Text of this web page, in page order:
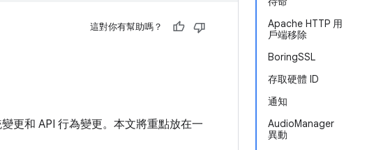
Apache HTTP 用
戶端移除
BoringSSL
存取硬體 ID
通知
AudioManager
異動
這對你有幫助嗎？
更和 API 行為變更。本文將重點放在一